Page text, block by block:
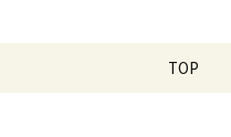
TOP